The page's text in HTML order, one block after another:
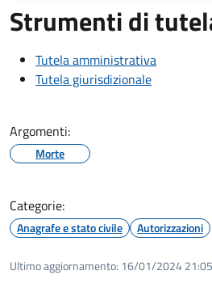
Strumenti di
Tutela amministrativa
Tutela giurisdizionale
Argomenti:
Morte
Categorie:
Anagrafe e stato civile Autorizzazioni
Ultimo aggiornamento: 16/01/2024